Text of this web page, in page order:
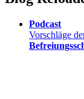
Podcast
Vorschläge